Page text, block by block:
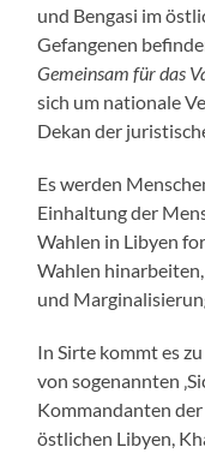
und Bengasi im
Gefangenen
Gemeinsam für das
sich um nationale
Dekan der
Es werden
Einhaltung der
Wahlen in Libyen
Wahlen
und
In Sirte kommt es
von sogenannten
Kommandanten
östlichen Libyen,